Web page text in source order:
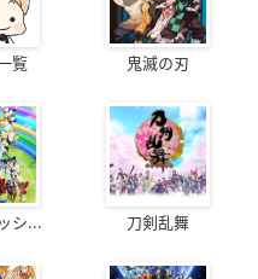
覧 鬼滅の刃
シ... 刀剣乱舞